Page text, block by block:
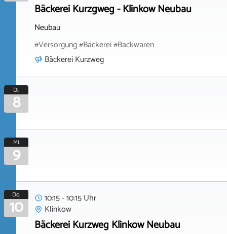
Bäckerei Kurzgweg - Klinkow Neubau
Neubau
#Versorgung #Bäckerei #Backwaren
Bäckerei Kurzweg
Di.
8
Mi.
9
Do.
10
10:15 - 10:15 Uhr
Klinkow
Bäckerei Kurzweg Klinkow Neubau